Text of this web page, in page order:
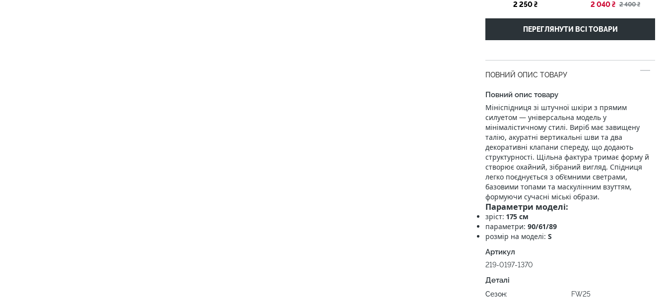
2 250 ₴
2 040 ₴ 2 400 ₴
ПЕРЕГЛЯНУТИ ВСІ ТОВАРИ
ПОВНИЙ ОПИС ТОВАРУ
Повний опис товару
Мініспідниця зі штучної шкіри з прямим
силуетом — універсальна модель у
мінімалістичному стилі. Виріб має завищену
талію, акуратні вертикальні шви та два
декоративні клапани спереду, що додають
структурності. Щільна фактура тримає форму й
створює охайний, зібраний вигляд. Спідниця
легко поєднується з об’ємними светрами,
базовими топами та маскулінним взуттям,
формуючи сучасні міські образи.
Параметри моделі:
зріст: 175 см
параметри: 90/61/89
розмір на моделі: S
Артикул
219-0197-1370
Деталі
Сезон: FW25